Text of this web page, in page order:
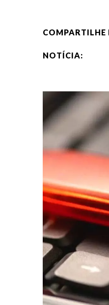
COMPARTILHE
NOTÍCIA: